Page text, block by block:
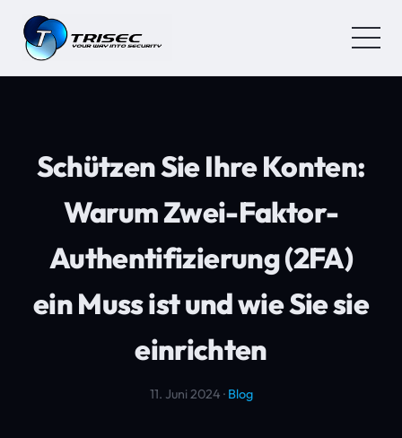
Schützen Sie Ihre Konten:
Warum Zwei-Faktor-
Authentifizierung (2FA)
ein Muss ist und wie Sie sie
einrichten
11. Juni 2024 · Blog